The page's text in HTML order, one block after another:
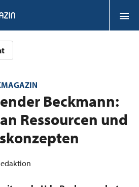
Beckmann:
Ressourcen und